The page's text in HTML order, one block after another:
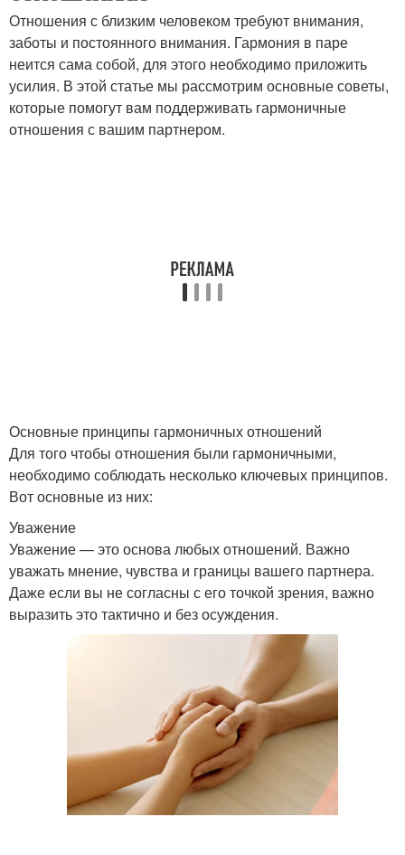
Отношения с близким человеком требуют внимания,
заботы и постоянного внимания. Гармония в паре
неится сама собой, для этого необходимо приложить
усилия. В этой статье мы рассмотрим основные советы,
которые помогут вам поддерживать гармоничные
отношения с вашим партнером.
Основные принципы гармоничных отношений
Для того чтобы отношения были гармоничными,
необходимо соблюдать несколько ключевых принципов.
Вот основные из них:
Уважение
Уважение — это основа любых отношений. Важно
уважать мнение, чувства и границы вашего партнера.
Даже если вы не согласны с его точкой зрения, важно
выразить это тактично и без осуждения.